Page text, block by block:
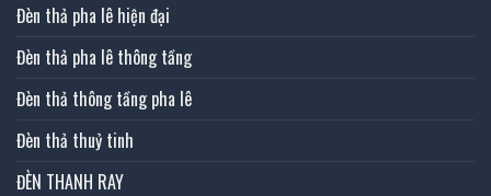
Đèn thả pha lê hiện đại
Đèn thả pha lê thông tầng
Đèn thả thông tầng pha lê
Đèn thả thuỷ tinh
ĐÈN THANH RAY